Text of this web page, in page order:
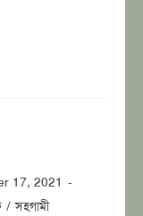
17, 2021
/ সহগামী